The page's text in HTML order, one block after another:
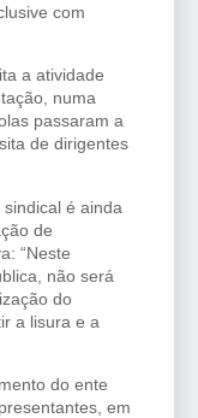
com
a atividade
numa
passaram a
de dirigentes
é ainda
de
“Neste
não será
do
a lisura e a
do ente
em